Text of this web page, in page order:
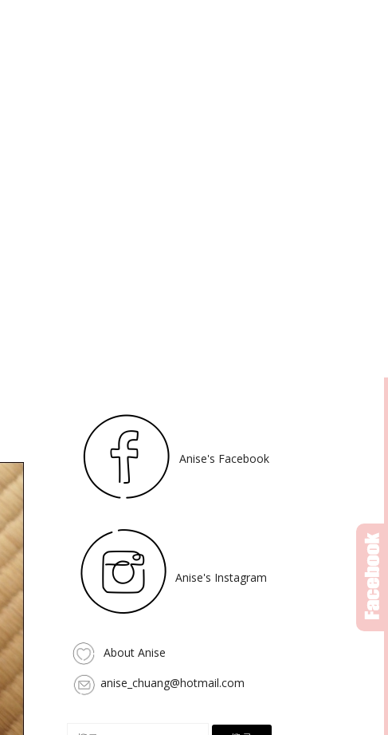
Anise's Facebook
Anise's Instagram
About Anise
anise_chuang@hotmail.com